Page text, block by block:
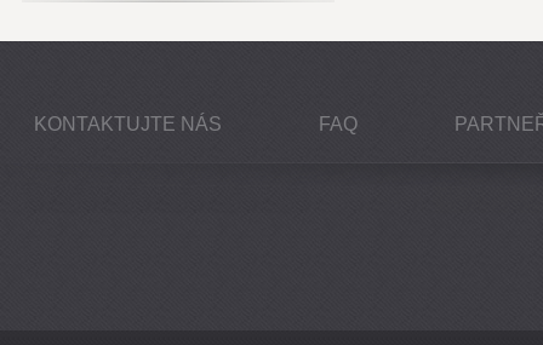
KONTAKTUJTE NÁS FAQ